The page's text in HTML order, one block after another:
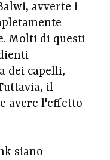
avverte i
Molti di questi
dei capelli,
il
avere l'effetto
siano